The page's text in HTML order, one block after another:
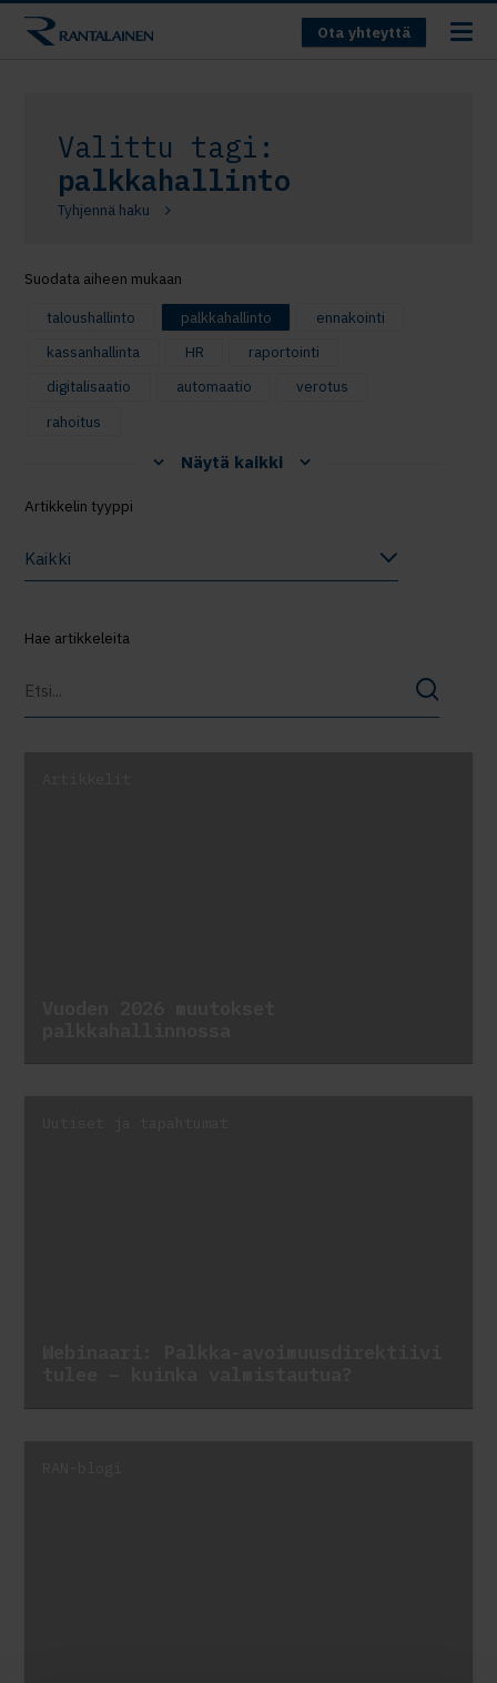
Ota yhteyttä
Valittu tagi:
palkkahallinto
Tyhjennä haku
Suodata aiheen mukaan
taloushallinto
palkkahallinto
ennakointi
kassanhallinta
HR
raportointi
digitalisaatio
automaatio
verotus
rahoitus
Näytä kaikki
Artikkelin tyyppi
Kaikki
Hae artikkeleita